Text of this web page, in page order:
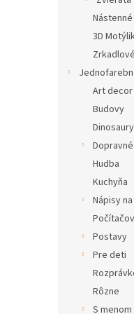
3D
Art decor
Budovy
Dinosaury
Hudba
Kuchyňa
Nápisy
Postavy
Pre deti
Rôzne
S menom